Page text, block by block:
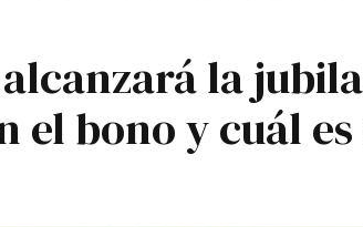
alcanzará la
el bono y cuál